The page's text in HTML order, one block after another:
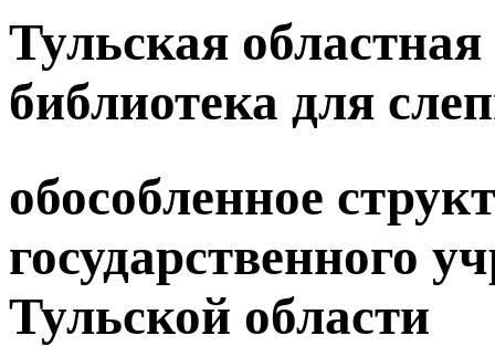
Тульская
библиотека для
обособленное
государственного
Тульской области